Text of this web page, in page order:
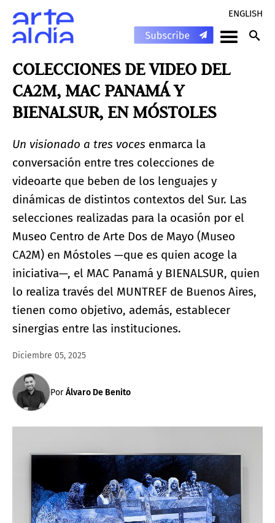
ENGLISH
COLECCIONES DE VIDEO DEL
CA2M, MAC PANAMÁ Y
BIENALSUR, EN MÓSTOLES
Un visionado a tres voces enmarca la
conversación entre tres colecciones de
videoarte que beben de los lenguajes y
dinámicas de distintos contextos del Sur. Las
selecciones realizadas para la ocasión por el
Museo Centro de Arte Dos de Mayo (Museo
CA2M) en Móstoles —que es quien acoge la
iniciativa—, el MAC Panamá y BIENALSUR, quien
lo realiza través del MUNTREF de Buenos Aires,
tienen como objetivo, además, establecer
sinergias entre las instituciones.
Diciembre 05, 2025
PorÁlvaro De Benito